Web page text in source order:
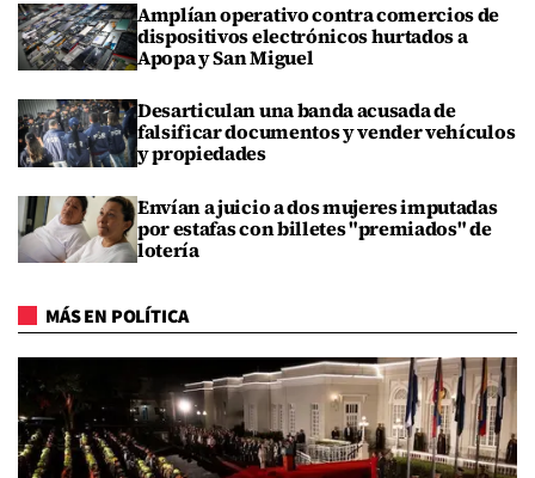
Amplían operativo contra comercios de
dispositivos electrónicos hurtados a
Apopa y San Miguel
Desarticulan una banda acusada de
falsificar documentos y vender vehículos
y propiedades
Envían a juicio a dos mujeres imputadas
por estafas con billetes "premiados" de
lotería
MÁS EN POLÍTICA